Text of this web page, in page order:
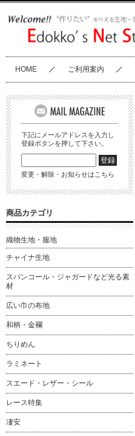
HOME ご利用案内
下記にメールアドレスを入力し
登録ボタンを押して下さい。
変更・解除・お知らせはこちら
商品カテゴリ
織物生地・服地
チャイナ生地
スパンコール・ジャガードなど光る素
材
広い巾の布地
和柄・金襴
ちりめん
ラミネート
スエード・レザー・シール
レース特集
凄安